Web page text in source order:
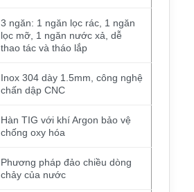
3 ngăn: 1 ngăn lọc rác, 1 ngăn
lọc mỡ, 1 ngăn nước xả, dễ
thao tác và tháo lắp
Inox 304 dày 1.5mm, công nghệ
chấn dập CNC
Hàn TIG với khí Argon bảo vệ
chống oxy hóa
Phương pháp đảo chiều dòng
chảy của nước